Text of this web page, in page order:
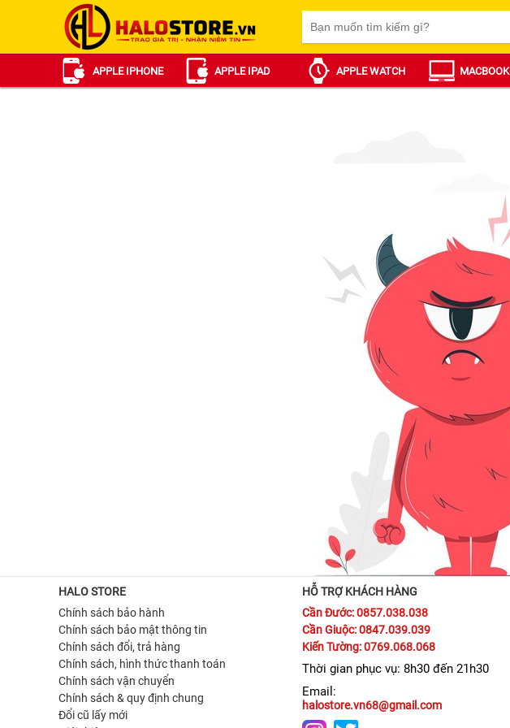
APPLE IPHONE APPLE IPAD APPLE WATCH MACBOOK
HALO STORE
Chính sách bảo hành
Chính sách bảo mật thông tin
Chính sách đổi, trả hàng
Chính sách, hình thức thanh toán
Chính sách vận chuyển
Chính sách & quy định chung
Đổi cũ lấy mới
HỖ TRỢ KHÁCH HÀNG
Cần Đước: 0857.038.038
Cần Giuộc: 0847.039.039
Kiến Tường: 0769.068.068
Thời gian phục vụ: 8h30 đến 21h30
Email:
halostore.vn68@gmail.com